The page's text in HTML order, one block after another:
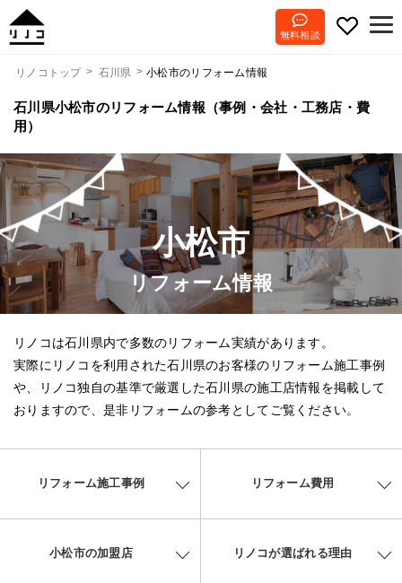
無料相談
リノコトップ 石川県 小松市のリフォーム情報
石川県小松市のリフォーム情報（事例・会社・工務店・費
用）
小松市
リフォーム情報
リノコは石川県内で多数のリフォーム実績があります。
実際にリノコを利用された石川県のお客様のリフォーム施工事例
や、リノコ独自の基準で厳選した石川県の施工店情報を掲載して
おりますので、是非リフォームの参考としてご覧ください。
リフォーム施工事例 リフォーム費用
小松市の加盟店 リノコが選ばれる理由